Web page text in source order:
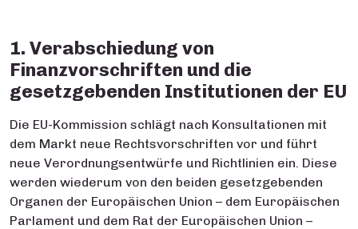
1. Verabschiedung von
Finanzvorschriften und die
gesetzgebenden Institutionen der EU
Die EU-Kommission schlägt nach Konsultationen mit
dem Markt neue Rechtsvorschriften vor und führt
neue Verordnungsentwürfe und Richtlinien ein. Diese
werden wiederum von den beiden gesetzgebenden
Organen der Europäischen Union – dem Europäischen
Parlament und dem Rat der Europäischen Union –